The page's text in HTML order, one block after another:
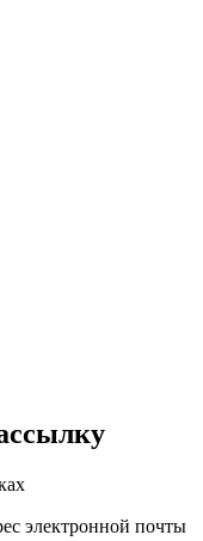
электронной почты